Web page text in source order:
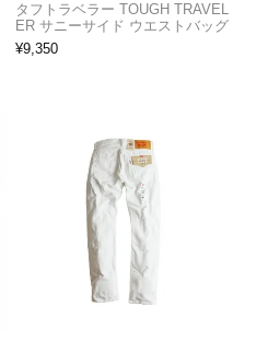
タフトラベラー TOUGH TRAVEL
ER サニーサイド ウエストバッグ
¥9,350